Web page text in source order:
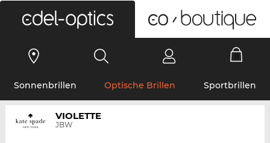
Sonnenbrillen Optische Brillen Sportbrillen
VIOLETTE
JBW